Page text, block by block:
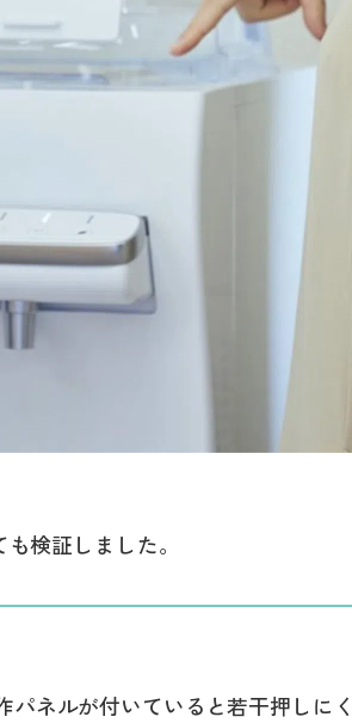
検証しました。
パネルが付いていると若干押しに